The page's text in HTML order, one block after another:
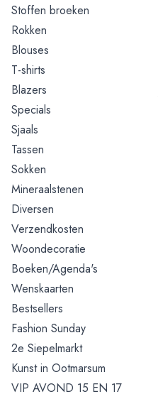
Stoffen broeken
Rokken
Blouses
T-shirts
Blazers
Specials
Sjaals
Tassen
Sokken
Mineraalstenen
Diversen
Verzendkosten
Woondecoratie
Boeken/Agenda's
Wenskaarten
Bestsellers
Fashion Sunday
2e Siepelmarkt
Kunst in Ootmarsum
VIP AVOND 15 EN 17